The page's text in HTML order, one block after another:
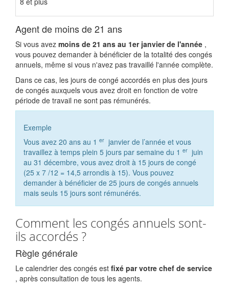
Agent de moins de 21 ans
Si vous avez moins de 21 ans au 1er janvier de l'année ,
vous pouvez demander à bénéficier de la totalité des congés
annuels, même si vous n'avez pas travaillé l'année complète.
Dans ce cas, les jours de congé accordés en plus des jours
de congés auxquels vous avez droit en fonction de votre
période de travail ne sont pas rémunérés.
Exemple
Vous avez 20 ans au 1 er janvier de l’année et vous
travaillez à temps plein 5 jours par semaine du 1 er juin
au 31 décembre, vous avez droit à 15 jours de congé
(25 x 7 /12 = 14,5 arrondis à 15). Vous pouvez
demander à bénéficier de 25 jours de congés annuels
mais seuls 15 jours sont rémunérés.
Comment les congés annuels sont-
ils accordés ?
Règle générale
Le calendrier des congés est fixé par votre chef de service
, après consultation de tous les agents.